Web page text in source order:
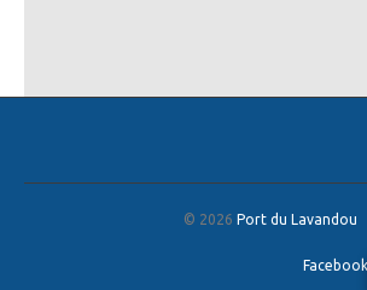
© 2026 Port du Lavandou
Facebook